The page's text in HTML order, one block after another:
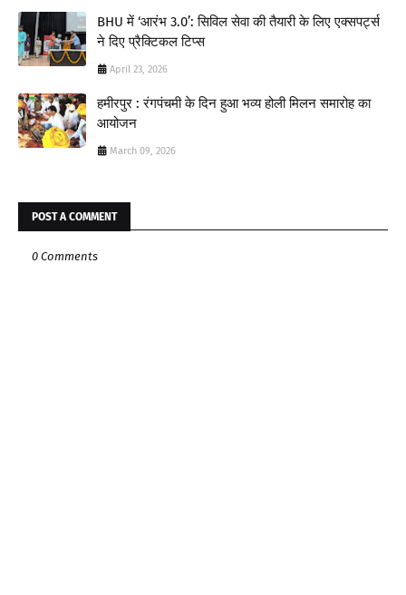
BHU में ‘आरंभ 3.0’: सिविल सेवा की तैयारी के लिए एक्सपर्ट्स
ने दिए प्रैक्टिकल टिप्स
April 23, 2026
हमीरपुर : रंगपंचमी के दिन हुआ भव्य होली मिलन समारोह का
आयोजन
March 09, 2026
POST A COMMENT
0 Comments